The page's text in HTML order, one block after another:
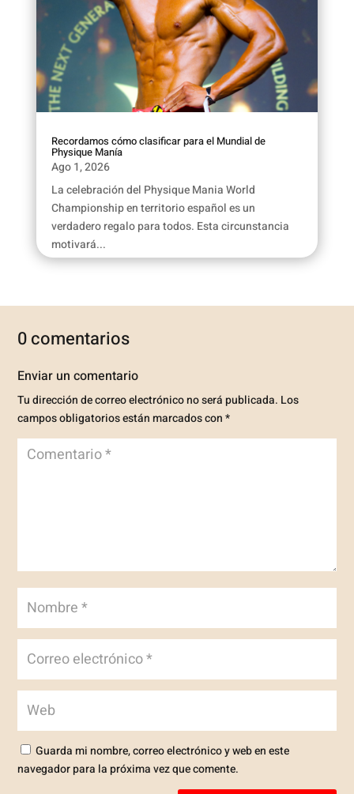
Recordamos cómo clasificar para el Mundial de
Physique Manía
Ago 1, 2026
La celebración del Physique Mania World
Championship en territorio español es un
verdadero regalo para todos. Esta circunstancia
motivará...
0 comentarios
Enviar un comentario
Tu dirección de correo electrónico no será publicada. Los
campos obligatorios están marcados con*
Guarda mi nombre, correo electrónico y web en este
navegador para la próxima vez que comente.